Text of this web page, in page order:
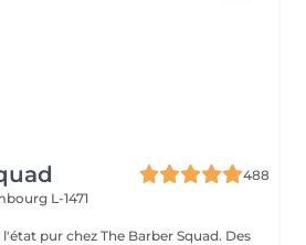
488
L-1471
pur chez The Barber Squad. Des